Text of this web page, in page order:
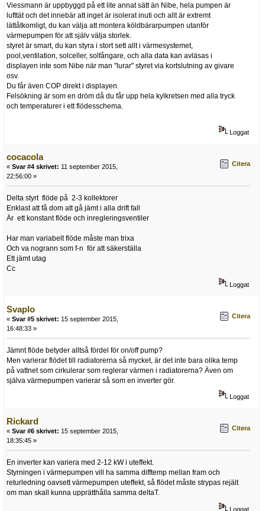
Viessmann är uppbyggd på ett lite annat sätt än Nibe, hela pumpen är
lufttät och det innebär att inget är isolerat inuti och allt är extremt
lättåtkomligt, du kan välja att montera köldbärarpumpen utanför
värmepumpen för att själv välja storlek.
styret är smart, du kan styra i stort sett allt i värmesystemet,
pool,ventilation, solceller, solfångare, och alla data kan avläsas i
displayen inte som Nibe när man "lurar" styret via kortslutning av givare
osv.
Du får även COP direkt i displayen.
Felsökning är som en dröm då du får upp hela kylkretsen med alla tryck
och temperaturer i ett flödesschema.
Loggat
cocacola
« Svar #4 skrivet: 11 september 2015,
22:56:00 »
Citera
Delta styrt flöde på 2-3 kollektorer
Enklast att få dom att gå jämt i alla drift fall
Är ett konstant flöde och inregleringsventiler
Har man variabelt flöde måste man trixa
Och va nogrann som f-n för att säkerställa
Ett jämt utag
Cc
Loggat
Svaplo
« Svar #5 skrivet: 15 september 2015,
16:48:33 »
Citera
Jämnt flöde betyder alltså fördel för on/off pump?
Men varierar flödet till radiatorerna så mycket, är det inte bara olika temp
på vattnet som cirkulerar som reglerar värmen i radiatorerna? Även om
själva värmepumpen varierar så som en inverter gör.
Loggat
Rickard
« Svar #6 skrivet: 15 september 2015,
18:35:45 »
Citera
En inverter kan variera med 2-12 kW i uteffekt.
Styrningen i värmepumpen vill ha samma difftemp mellan fram och
returledning oavsett värmepumpen uteffekt, så flödet måste strypas rejält
om man skall kunna upprätthålla samma deltaT.
Loggat